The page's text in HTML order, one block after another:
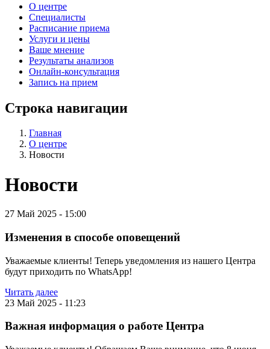
О центре
Специалисты
Расписание приема
Услуги и цены
Ваше мнение
Результаты анализов
Онлайн-консультация
Запись на прием
Строка навигации
Главная
О центре
Новости
Новости
27 Май 2025 - 15:00
Изменения в способе оповещений
Уважаемые клиенты! Теперь уведомления из нашего Центра
будут приходить по WhatsApp!
Читать далее
23 Май 2025 - 11:23
Важная информация о работе Центра